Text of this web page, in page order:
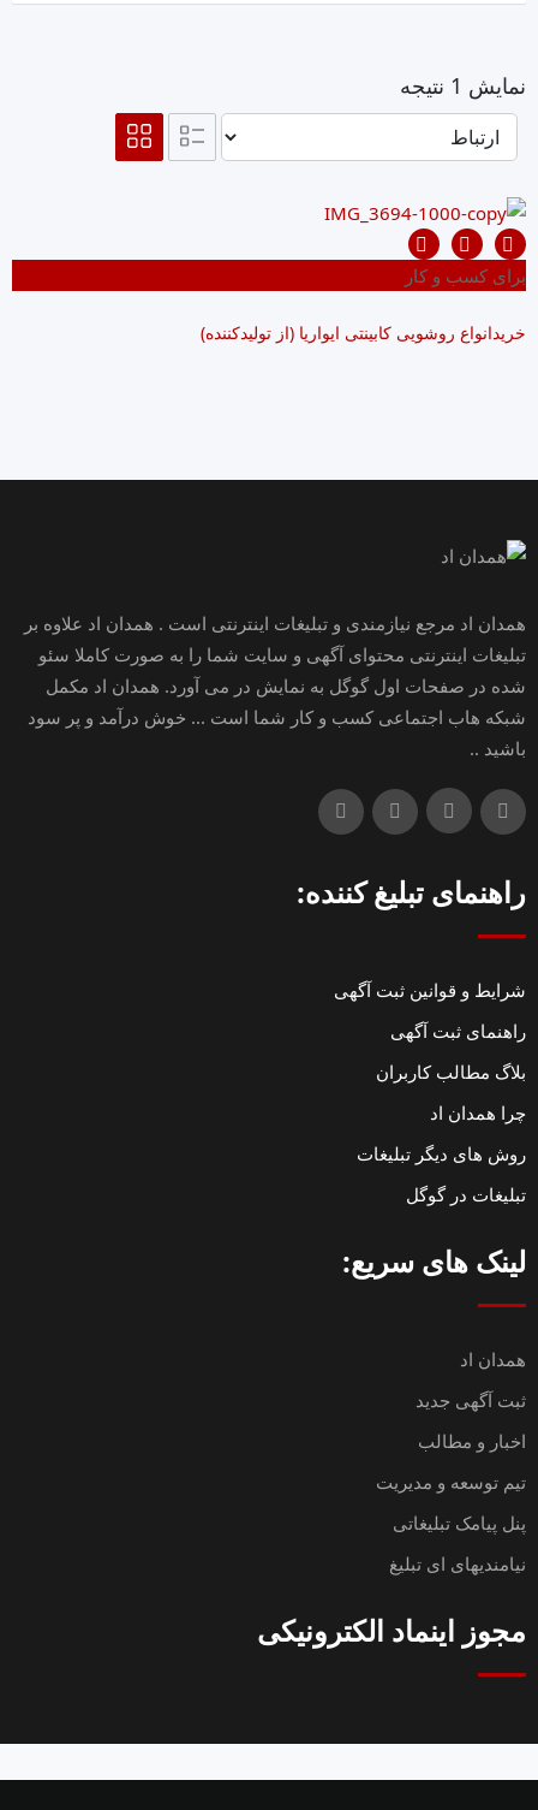
نمایش 1 نتیجه
برای کسب و کار
خریدانواع روشویی کابینتی ایواریا (از تولیدکننده)
همدان اد مرجع نیازمندی و تبلیغات اینترنتی است . همدان اد علاوه بر
تبلیغات اینترنتی محتوای آگهی و سایت شما را به صورت کاملا سئو
شده در صفحات اول گوگل به نمایش در می آورد. همدان اد مکمل
شبکه هاب اجتماعی کسب و کار شما است ... خوش درآمد و پر سود
باشید ..
راهنمای تبلیغ کننده:
شرایط و قوانین ثبت آگهی
راهنمای ثبت آگهی
بلاگ مطالب کاربران
چرا همدان اد
روش های دیگر تبلیغات
تبلیغات در گوگل
لینک های سریع:
همدان اد
ثبت آگهی جدید
اخبار و مطالب
تیم توسعه و مدیریت
پنل پیامک تبلیغاتی
نیامندیهای ای تبلیغ
مجوز اینماد الکترونیکی